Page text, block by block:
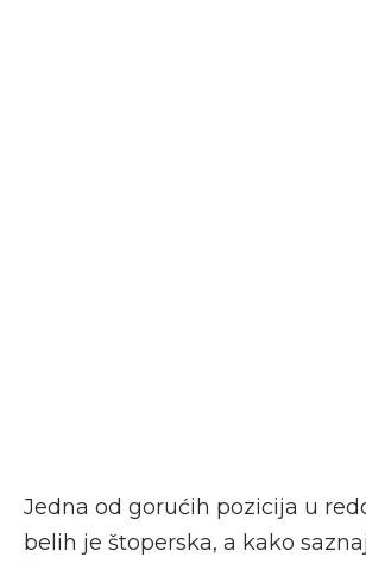
Jedna od gorućih pozicija u
belih je štoperska, a kako